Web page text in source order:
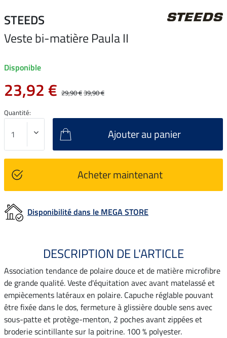
STEEDS
Veste bi-matière Paula II
Disponible
23,92 € 29,90 €39,90 €
Quantité:
Ajouter au panier
Acheter maintenant
Disponibilité dans le MEGA STORE
DESCRIPTION DE L'ARTICLE
Association tendance de polaire douce et de matière microfibre
de grande qualité. Veste d'équitation avec avant matelassé et
empiècements latéraux en polaire. Capuche réglable pouvant
être fixée dans le dos, fermeture à glissière double sens avec
sous-patte et protège-menton, 2 poches avant zippées et
broderie scintillante sur la poitrine. 100 % polyester.